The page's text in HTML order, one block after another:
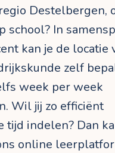
Destelbergen,
school? In
kan je de locatie
zelf
week per week
Wil jij zo efficiënt
tijd indelen? Dan
online